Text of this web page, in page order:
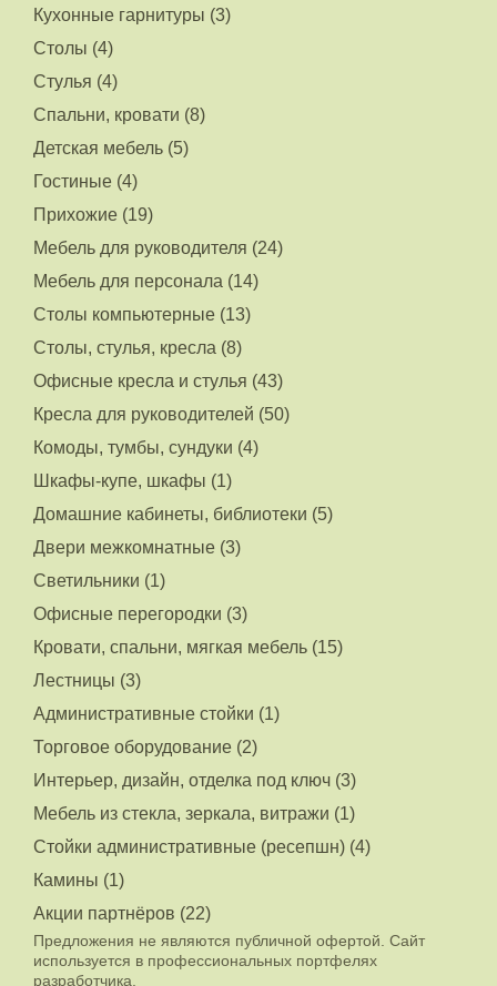
Кухонные гарнитуры (3)
Столы (4)
Стулья (4)
Спальни, кровати (8)
Детская мебель (5)
Гостиные (4)
Прихожие (19)
Мебель для руководителя (24)
Мебель для персонала (14)
Столы компьютерные (13)
Столы, стулья, кресла (8)
Офисные кресла и стулья (43)
Кресла для руководителей (50)
Комоды, тумбы, сундуки (4)
Шкафы-купе, шкафы (1)
Домашние кабинеты, библиотеки (5)
Двери межкомнатные (3)
Светильники (1)
Офисные перегородки (3)
Кровати, спальни, мягкая мебель (15)
Лестницы (3)
Административные стойки (1)
Торговое оборудование (2)
Интерьер, дизайн, отделка под ключ (3)
Мебель из стекла, зеркала, витражи (1)
Стойки административные (ресепшн) (4)
Камины (1)
Акции партнёров (22)
Предложения не являются публичной офертой. Сайт
используется в профессиональных портфелях
разработчика.